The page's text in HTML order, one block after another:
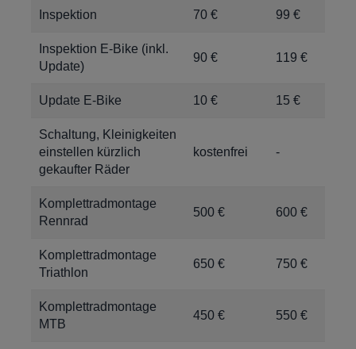
Inspektion 70 € 99 €
Inspektion E-Bike (inkl.
Update)
90 € 119 €
Update E-Bike 10 € 15 €
Schaltung, Kleinigkeiten
einstellen kürzlich
gekaufter Räder
kostenfrei -
Komplettradmontage
Rennrad
500 € 600 €
Komplettradmontage
Triathlon
650 € 750 €
Komplettradmontage
MTB
450 € 550 €